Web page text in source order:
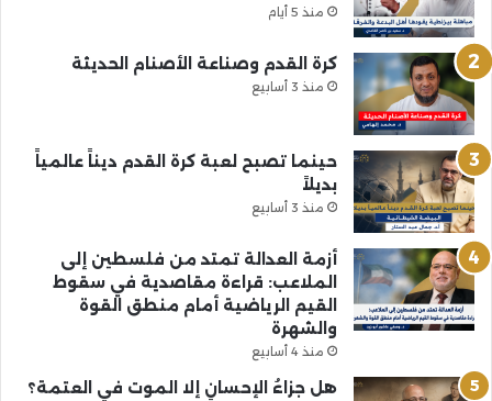
منذ 5 أيام
كرة القدم وصناعة الأصنام الحديثة
منذ 3 أسابيع
حينما تصبح لعبة كرة القدم ديناً عالمياً
بديلاً
منذ 3 أسابيع
أزمة العدالة تمتد من فلسطين إلى
الملاعب: قراءة مقاصدية في سقوط
القيم الرياضية أمام منطق القوة
والشهرة
منذ 4 أسابيع
هل جزاءُ الإحسانِ إلا الموت في العتمة؟